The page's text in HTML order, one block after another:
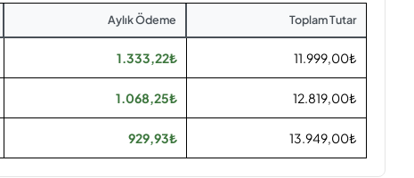
Aylık Ödeme Toplam Tutar
1.333,22₺ 11.999,00₺
1.068,25₺ 12.819,00₺
929,93₺ 13.949,00₺